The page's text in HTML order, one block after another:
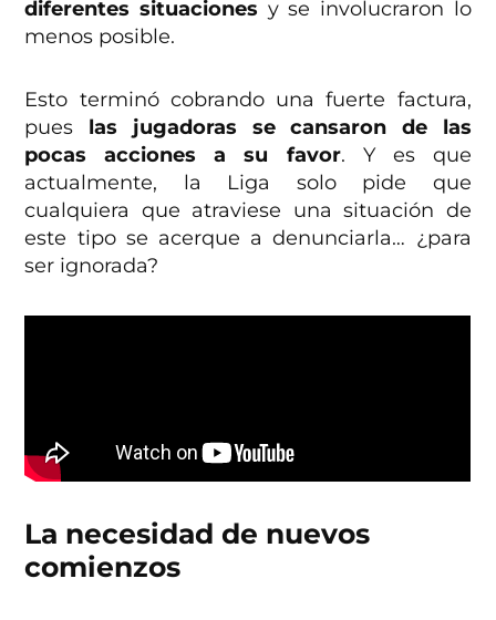
diferentes situaciones y se involucraron lo
menos posible.
Esto terminó cobrando una fuerte factura,
pues las jugadoras se cansaron de las
pocas acciones a su favor. Y es que
actualmente, la Liga solo pide que
cualquiera que atraviese una situación de
este tipo se acerque a denunciarla… ¿para
ser ignorada?
La necesidad de nuevos
comienzos